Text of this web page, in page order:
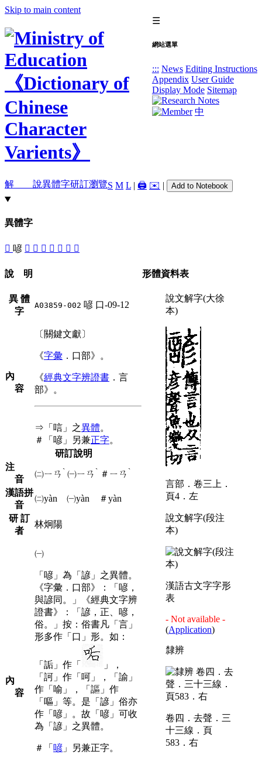
Skip to main content
☰
網站選單
::: News Editing Instructions
Appendix User Guide
Display Mode Sitemap
中
解 說異體字研訂瀏覽S M L | 🖨️ ✉️ | Add to Notebook
異體字
󰰘 喭 󵣖 𠷗 𧧑 󵣕 󵟼 󵣘 󵣗
說 明
異 體
字
A03859-002 喭 口-09-12
內
容
〔關鍵文獻〕
《字彙 ．口部》。
《經典文字辨證書 ．言
部》。
⇒「唁」之異體。
＃「喭」另兼正字。
研訂說明
注
音
㈡ㄧㄢ ˋ ㈠ㄧㄢ ˋ ＃ ㄧㄢ ˋ
漢語拼
音
㈡yàn ㈠yàn ＃yàn
研 訂
者
林炯陽
內
容
㈠
「喭」為「諺」之異體。
《字彙．口部》：「喭，
與諺同。」《經典文字辨
證書》：「諺，正、喭，
俗。」按：俗書凡「言」
形多作「口」形。如：
「詬」作「
」，
「訶」作「呵」，「諭」
作「喻」，「謳」作
「嘔」等。是「諺」俗亦
作「喭」。故「喭」可收
為「諺」之異體。
＃「 喭 」另兼正字。
形體資料表
說文解字(大徐
本)
言部．卷三上．
頁4．左
說文解字(段注
本)
漢語古文字字形
表
- Not available -
(Application)
隸辨
卷四．去聲．三
十三線．頁
583．右